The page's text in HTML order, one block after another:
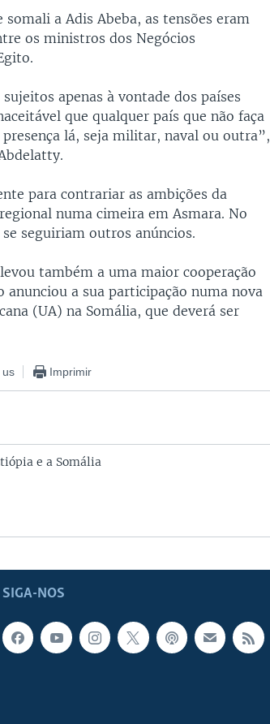
a Adis Abeba, as tensões eram
os ministros dos Negócios
apenas à vontade dos países
que qualquer país que não faça
lá, seja militar, naval ou outra”,
para contrariar as ambições da
numa cimeira em Asmara. No
seguiriam outros anúncios.
também a uma maior cooperação
a sua participação numa nova
(UA) na Somália, que deverá ser
us Imprimir
e a Somália
SIGA-NOS